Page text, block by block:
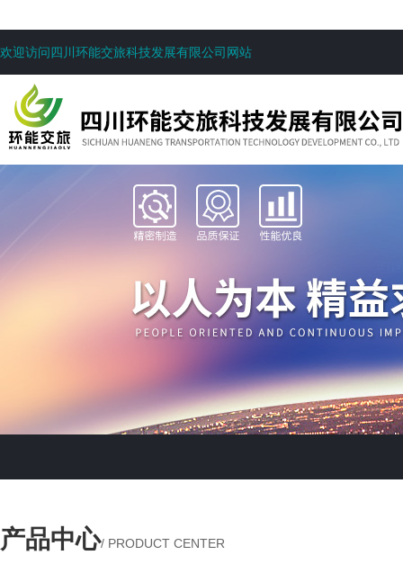
欢迎访问四川环能交旅科技发展有限公司网站
产品中心/ PRODUCT CENTER